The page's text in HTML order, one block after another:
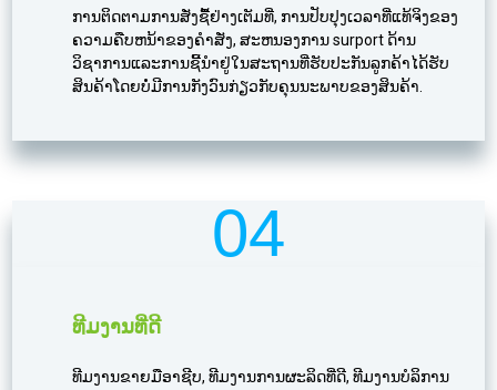
ການຕິດຕາມການສັ່ງຊື້ຢ່າງເຕັມທີ່, ການປັບປຸງເວລາທີ່ແທ້ຈິງຂອງ
ຄວາມຄືບຫນ້າຂອງຄໍາສັ່ງ, ສະຫນອງການ surport ດ້ານ
ວິຊາການແລະການຊີ້ນໍາຢູ່ໃນສະຖານທີ່ຮັບປະກັນລູກຄ້າໄດ້ຮັບ
ສິນຄ້າໂດຍບໍ່ມີການກັງວົນກ່ຽວກັບຄຸນນະພາບຂອງສິນຄ້າ.
04
ທີມງານທີ່ດີ
ທີມງານຂາຍມືອາຊີບ, ທີມງານການຜະລິດທີ່ດີ, ທີມງານບໍລິການ